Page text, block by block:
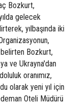
Bozkurt,
gelecek
yılbaşında iki
belirten Bozkurt,
ve Ukrayna'dan
oranımız,
olarak yeni yıl için
Oteli Müdürü